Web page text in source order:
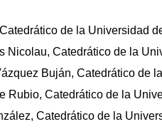
de la Universidad
Nicolau, Catedrático de la
Buján, Catedrático de
Rubio, Catedrático de la
Catedrático de la